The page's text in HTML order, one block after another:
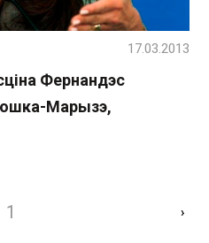
Фернандэс
Марызэ,
17.03.2013
1 ›